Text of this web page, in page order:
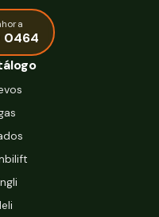
0464